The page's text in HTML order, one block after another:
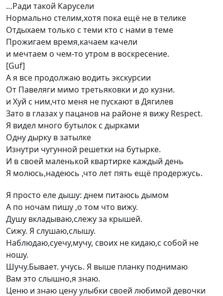
…Ради такой Карусели
Нормально стелим,хотя пока ещё не в телике
Отдыхаем только с теми кто с нами в теме
Прожигаем время,качаем качели
и мечтаем о чем-то утром в воскресение.
[Guf]
А я все продолжаю водить экскурсии
От Павеляги мимо третьяковки и до кузни.
и Хуй с ним,что меня не пускают в Дягилев
Зато в глазах у пацанов на районе я вижу Respect.
Я видел много бутылок с дырками
Одну дырку в затылке
Изнутри чугунной решетки на бутырке.
И в своей маленькой квартирке каждый день
Я молюсь,надеюсь ,что лет пять ещё продержусь.
Я просто еле дышу: днем питаюсь дымом
А по ночам пишу ,о том что вижу.
Душу вкладываю,слежу за крышей.
Сижу. Я слушаю,слышу.
Наблюдаю,суечу,мучу, своих не кидаю,с собой не
ношу.
Шучу.Бывает. учусь. Я выше планку поднимаю
Вам это слышно,я знаю.
Ценю и знаю цену улыбки своей любимой девочки